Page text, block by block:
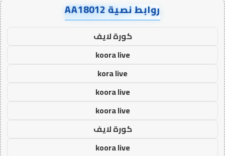
روابط نصية AA18012
كورة لايف
koora live
kora live
koora live
koora live
كورة لايف
koora live